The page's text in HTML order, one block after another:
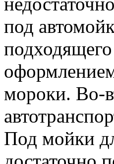
под
мороки. Во-
Под мойки